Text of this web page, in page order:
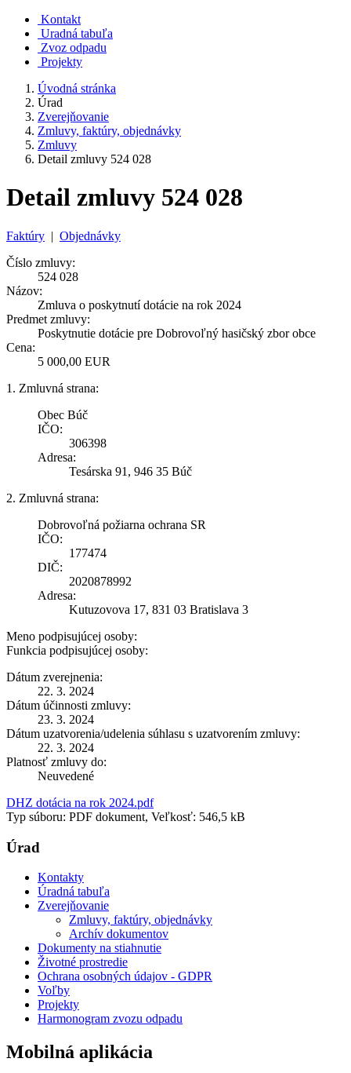
Kontakt
Uradná tabuľa
Zvoz odpadu
Projekty
Úvodná stránka
Úrad
Zverejňovanie
Zmluvy, faktúry, objednávky
Zmluvy
Detail zmluvy 524 028
Detail zmluvy 524 028
Faktúry | Objednávky
Číslo zmluvy:
524 028
Názov:
Zmluva o poskytnutí dotácie na rok 2024
Predmet zmluvy:
Poskytnutie dotácie pre Dobrovoľný hasičský zbor obce
Cena:
5 000,00 EUR
1. Zmluvná strana:
Obec Búč
IČO:
306398
Adresa:
Tesárska 91, 946 35 Búč
2. Zmluvná strana:
Dobrovoľná požiarna ochrana SR
IČO:
177474
DIČ:
2020878992
Adresa:
Kutuzovova 17, 831 03 Bratislava 3
Meno podpisujúcej osoby:
Funkcia podpisujúcej osoby:
Dátum zverejnenia:
22. 3. 2024
Dátum účinnosti zmluvy:
23. 3. 2024
Dátum uzatvorenia/udelenia súhlasu s uzatvorením zmluvy:
22. 3. 2024
Platnosť zmluvy do:
Neuvedené
DHZ dotácia na rok 2024.pdf
Typ súboru: PDF dokument, Veľkosť: 546,5 kB
Úrad
Kontakty
Úradná tabuľa
Zverejňovanie
Zmluvy, faktúry, objednávky
Archív dokumentov
Dokumenty na stiahnutie
Životné prostredie
Ochrana osobných údajov - GDPR
Voľby
Projekty
Harmonogram zvozu odpadu
Mobilná aplikácia